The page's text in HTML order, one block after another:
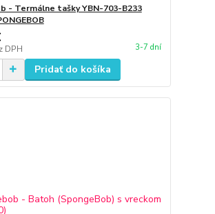
- Termálne tašky YBN-703-B233
DPH 3-7 dní
Pridať do košíka